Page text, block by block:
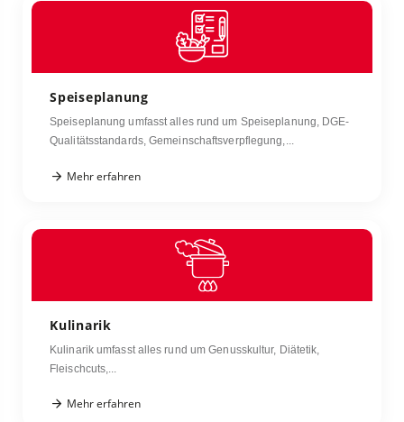
Speiseplanung
Speiseplanung umfasst alles rund um Speiseplanung, DGE-
Qualitätsstandards, Gemeinschaftsverpflegung,...
Mehr erfahren
Kulinarik
Kulinarik umfasst alles rund um Genusskultur, Diätetik,
Fleischcuts,...
Mehr erfahren